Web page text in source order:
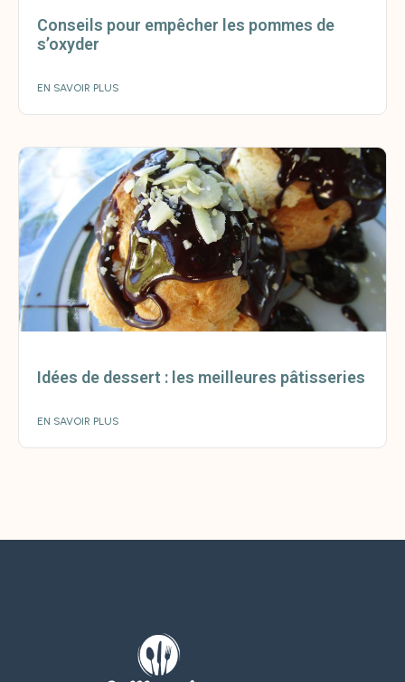
Conseils pour empêcher les pommes de
s’oxyder
EN SAVOIR PLUS
Idées de dessert : les meilleures pâtisseries
EN SAVOIR PLUS